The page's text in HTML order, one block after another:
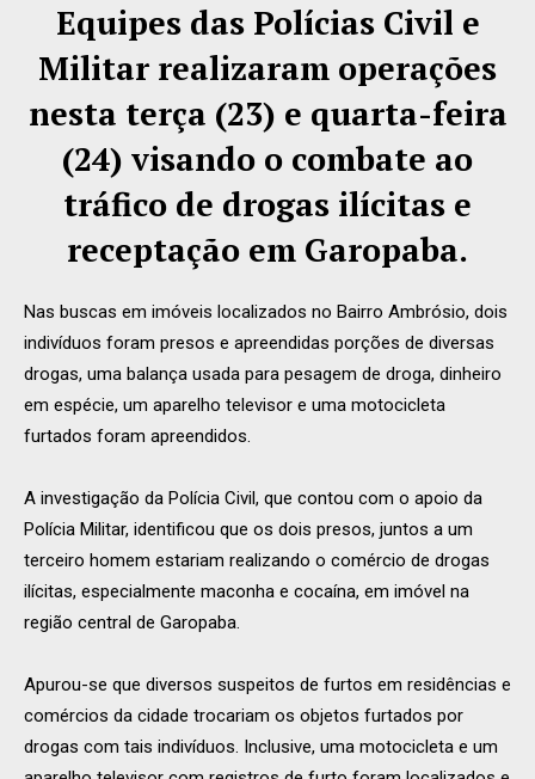
Equipes das Polícias Civil e
Militar realizaram operações
nesta terça (23) e quarta-feira
(24) visando o combate ao
tráfico de drogas ilícitas e
receptação em Garopaba.
Nas buscas em imóveis localizados no Bairro Ambrósio, dois
indivíduos foram presos e apreendidas porções de diversas
drogas, uma balança usada para pesagem de droga, dinheiro
em espécie, um aparelho televisor e uma motocicleta
furtados foram apreendidos.
A investigação da Polícia Civil, que contou com o apoio da
Polícia Militar, identificou que os dois presos, juntos a um
terceiro homem estariam realizando o comércio de drogas
ilícitas, especialmente maconha e cocaína, em imóvel na
região central de Garopaba.
Apurou-se que diversos suspeitos de furtos em residências e
comércios da cidade trocariam os objetos furtados por
drogas com tais indivíduos. Inclusive, uma motocicleta e um